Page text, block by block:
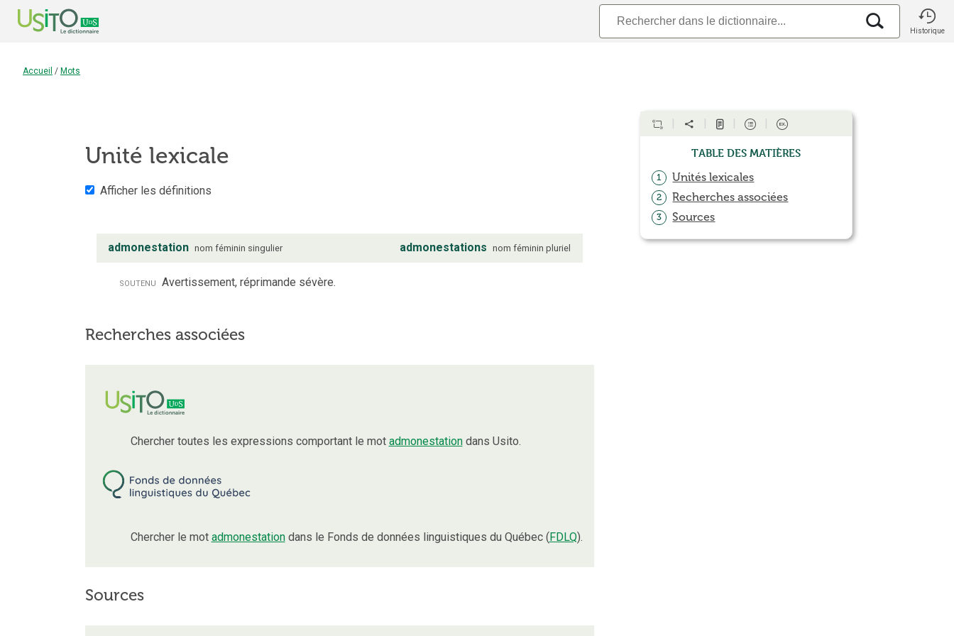
Historique
Accueil / Mots
Unité lexicale
Afficher les définitions
admonestation nom féminin singulier admonestations nom féminin pluriel
soutenu Avertissement, réprimande sévère.
Recherches associées
Chercher toutes les expressions comportant le mot admonestationdans Usito.
Chercher le mot admonestationdans le Fonds de données linguistiques du Québec (FDLQ).
Sources
Table des matières
1 Unités lexicales
2 Recherches associées
3 Sources